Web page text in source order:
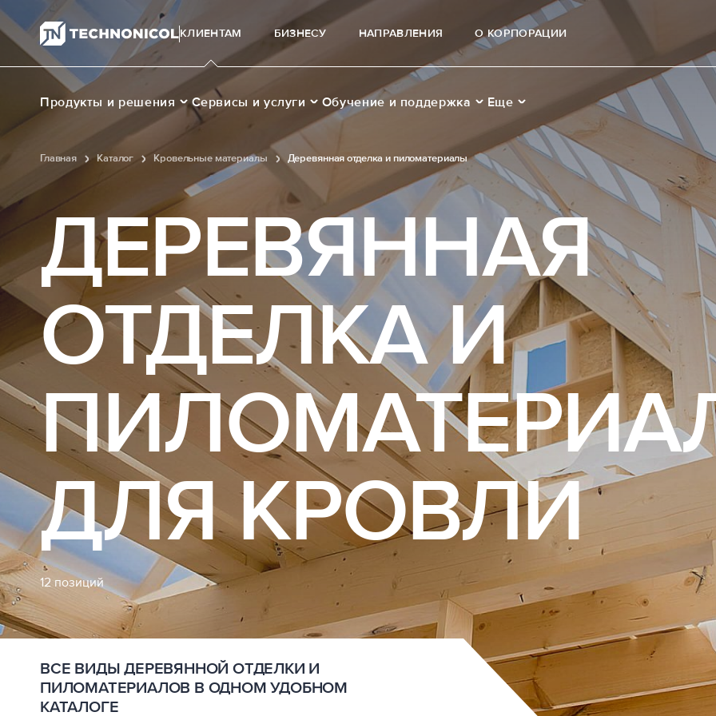
КЛИЕНТАМ БИЗНЕСУ НАПРАВЛЕНИЯ О КОРПОРАЦИИ
Продукты и решения Сервисы и услуги Обучение и поддержка Еще
Главная Каталог Кровельные материалы Деревянная отделка и пиломатериалы
ДЕРЕВЯННАЯ
ОТДЕЛКА И
ДЛЯ КРОВЛИ
12 позиций
ВСЕ ВИДЫ ДЕРЕВЯННОЙ ОТДЕЛКИ И
ПИЛОМАТЕРИАЛОВ В ОДНОМ УДОБНОМ
КАТАЛОГЕ